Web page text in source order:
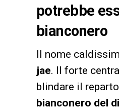
potrebbe
bianconero
Il nome
jae. Il forte
blindare il
bianconero del